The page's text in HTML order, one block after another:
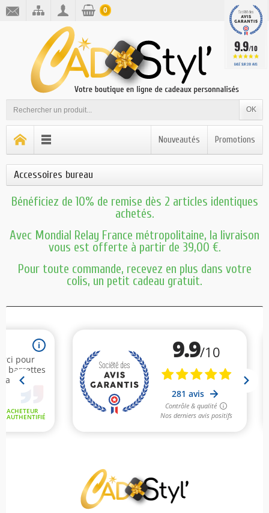
OK
0
Promotions
Nouveautés
Accessoires bureau
Bénéficiez de 10% de remise dès 2 articles identiques
achetés.
Avec Mondial Relay France métropolitaine, la livraison
vous est offerte à partir de 39,00 €.
Pour toute commande, recevez en plus dans votre
colis, un petit cadeau gratuit.
9.9/10
BASÉ SUR 281 AVIS